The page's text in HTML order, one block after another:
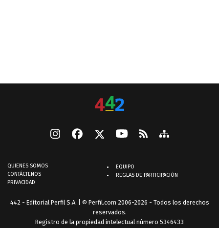
QUIENES SOMOS
CONTÁCTENOS
PRIVACIDAD
EQUIPO
REGLAS DE PARTICIPACIÓN
442 - Editorial Perfil S.A. | © Perfil.com 2006-2026 - Todos los derechos
reservados.
Registro de la propiedad intelectual número 5346433